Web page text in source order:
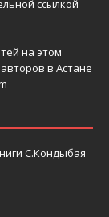
ссылкой
на этом
в Астане
С.Кондыбая